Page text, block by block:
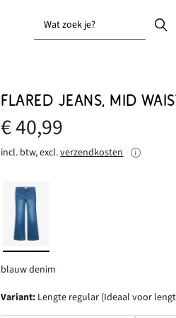
Wat zoek je?
FLARED JEANS, MID
€ 40,99
incl. btw, excl.verzendkosten
blauw denim
Variant: Lengte regular (Ideaal voor